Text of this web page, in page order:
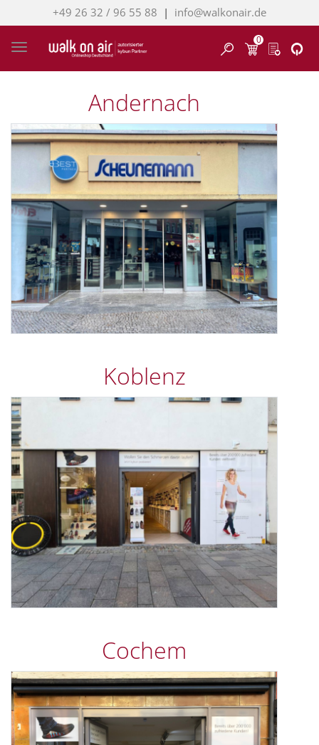
+49 26 32 / 96 55 88 | info@walkonair.de
Toggle navigation Finden
0
Andernach
Koblenz
Cochem